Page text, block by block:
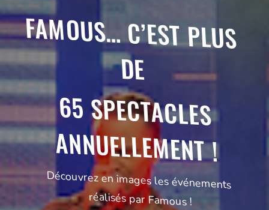
FAMOUS… C’EST PLUS
DE
65 SPECTACLES
ANNUELLEMENT !
Découvrez en images les événements
réalisés par Famous !